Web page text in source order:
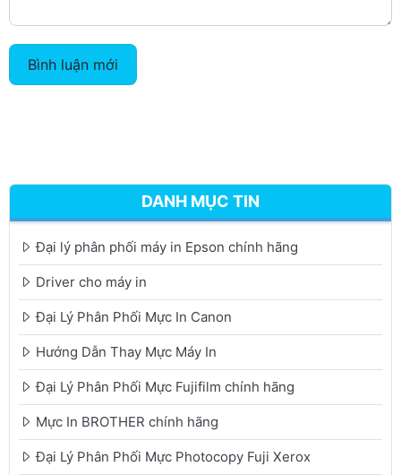
Bình luận mới
DANH MỤC TIN
Đại lý phân phối máy in Epson chính hãng
Driver cho máy in
Đại Lý Phân Phối Mực In Canon
Hướng Dẫn Thay Mực Máy In
Đại Lý Phân Phối Mực Fujifilm chính hãng
Mực In BROTHER chính hãng
Đại Lý Phân Phối Mực Photocopy Fuji Xerox